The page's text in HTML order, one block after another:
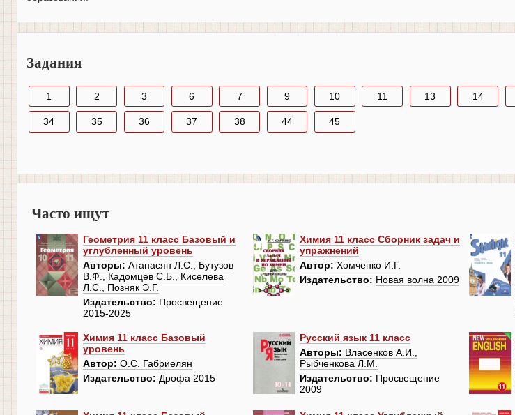
Задания
1 2 3 6 7 9 10 11 13 14
34 35 36 37 38 44 45
Часто ищут
Геометрия 11 класс Базовый и
углубленный уровень
Авторы: Атанасян Л.С., Бутузов
В.Ф., Кадомцев С.Б., Киселева
Л.С., Позняк Э.Г.
Издательство: Просвещение
2015-2025
Химия 11 класс Сборник задач и
упражнений
Автор: Хомченко И.Г.
Издательство: Новая волна 2009
Химия 11 класс Базовый
уровень
Автор: О.С. Габриелян
Издательство: Дрофа 2015
Русский язык 11 класс
Авторы: Власенков А.И.,
Рыбченкова Л.М.
Издательство: Просвещение
2009